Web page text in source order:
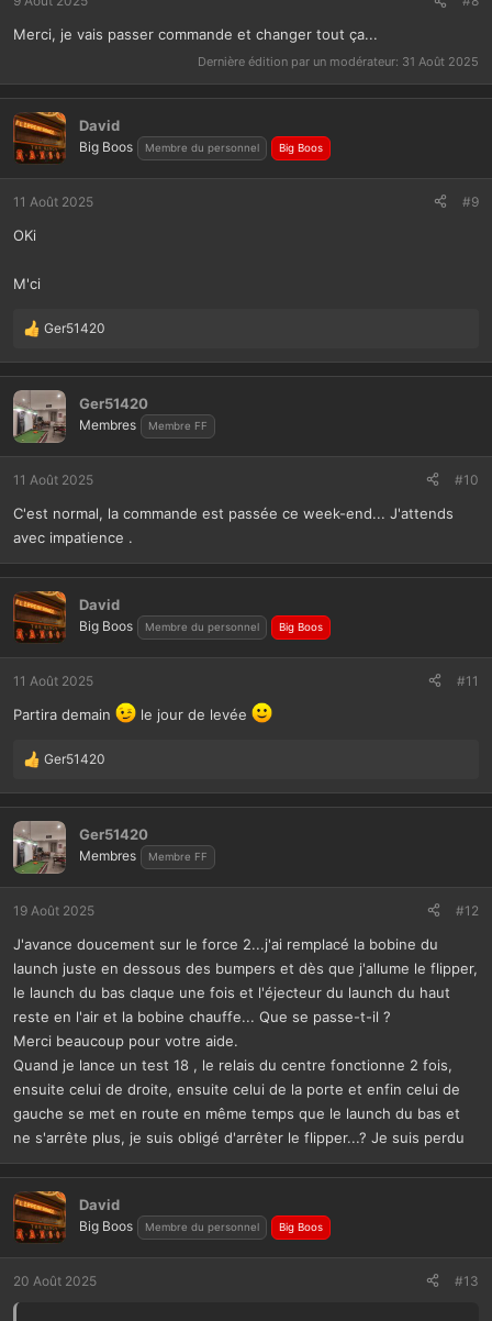
o
:
Merci, je vais passer commande et changer tout ça...
Dernière édition par un modérateur: 31 Août 2025
David
Big Boos Membre du personnel Big Boos
11 Août 2025 #9
OKi
M'ci
L
s
r
é
a
c
t
o
n
:
Ger51420
Ger51420
Membres Membre FF
11 Août 2025 #10
C'est normal, la commande est passée ce week-end... J'attends
avec impatience .
David
Big Boos Membre du personnel Big Boos
11 Août 2025 #11
Partira demain le jour de levée
L
s
r
é
a
c
t
o
n
Ger51420
Ger51420
Membres Membre FF
19 Août 2025 #12
J'avance doucement sur le force 2...j'ai remplacé la bobine du
launch juste en dessous des bumpers et dès que j'allume le flipper,
le launch du bas claque une fois et l'éjecteur du launch du haut
reste en l'air et la bobine chauffe... Que se passe-t-il ?
Merci beaucoup pour votre aide.
Quand je lance un test 18 , le relais du centre fonctionne 2 fois,
ensuite celui de droite, ensuite celui de la porte et enfin celui de
gauche se met en route en même temps que le launch du bas et
ne s'arrête plus, je suis obligé d'arrêter le flipper...? Je suis perdu
David
Big Boos Membre du personnel Big Boos
20 Août 2025 #13